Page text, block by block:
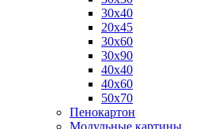
30х40
20х45
30х60
30х90
40х40
40х60
50х70
Пенокартон
Модульные картины